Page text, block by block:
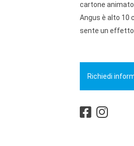
cartone
Angus è alto 10
sente un effetto
Richiedi